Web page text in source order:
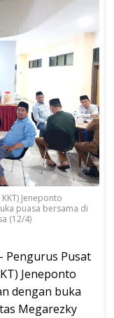
Jeneponto
puasa bersama di
(12/4)
Pengurus Pusat
Jeneponto
dengan buka
Megarezky